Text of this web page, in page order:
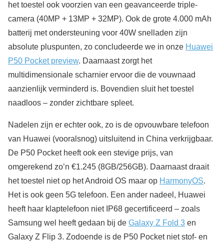
het toestel ook voorzien van een geavanceerde triple-
camera (40MP + 13MP + 32MP). Ook de grote 4.000 mAh
batterij met ondersteuning voor 40W snelladen zijn
absolute pluspunten, zo concludeerde we in onze Huawei
P50 Pocket preview. Daarnaast zorgt het
multidimensionale scharnier ervoor die de vouwnaad
aanzienlijk verminderd is. Bovendien sluit het toestel
naadloos – zonder zichtbare spleet.
Nadelen zijn er echter ook, zo is de opvouwbare telefoon
van Huawei (vooralsnog) uitsluitend in China verkrijgbaar.
De P50 Pocket heeft ook een stevige prijs, van
omgerekend zo’n €1.245 (8GB/256GB). Daarnaast draait
het toestel niet op het Android OS maar op HarmonyOS.
Het is ook geen 5G telefoon. Een ander nadeel, Huawei
heeft haar klaptelefoon niet IP68 gecertificeerd – zoals
Samsung wel heeft gedaan bij de Galaxy Z Fold 3 en
Galaxy Z Flip 3. Zodoende is de P50 Pocket niet stof- en